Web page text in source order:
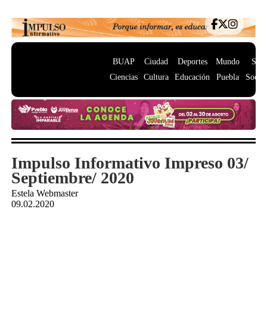
BUAP
Ciencias
Ciudad
Cultura
Deportes
Educación
Mundo
Puebla
Impulso Informativo Impreso 03/
Septiembre/ 2020
Estela Webmaster
09.02.2020